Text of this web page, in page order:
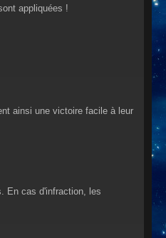
appliquées !
ainsi une victoire facile à leur
En cas d'infraction, les